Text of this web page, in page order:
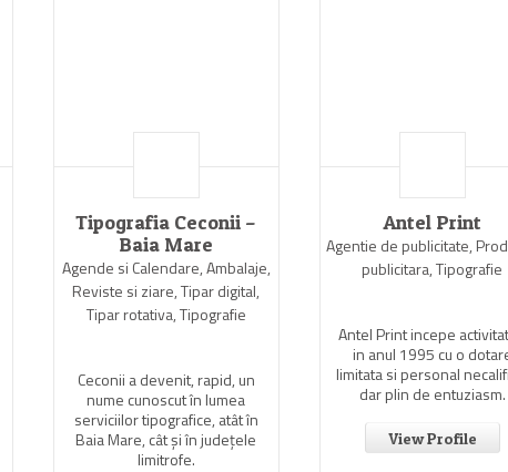
Tipografia Ceconii –
Baia Mare
Agende si Calendare, Ambalaje,
Reviste si ziare, Tipar digital,
Tipar rotativa, Tipografie
Ceconii a devenit, rapid, un
nume cunoscut în lumea
serviciilor tipografice, atât în
Baia Mare, cât şi în judeţele
limitrofe.
Antel Print
Agentie de publicitate,
publicitara, Tipografie
Antel Print incepe
in anul 1995 cu o
limitata si personal
dar plin de entuziasm.
View Profile